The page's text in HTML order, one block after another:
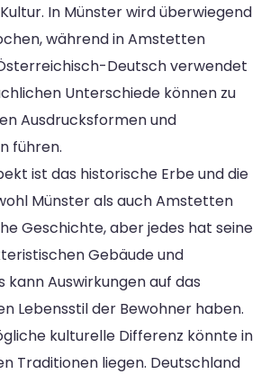
In Münster wird überwiegend
während in Amstetten
Deutsch verwendet
Unterschiede können zu
Ausdrucksformen und
führen.
ist das historische Erbe und die
Münster als auch Amstetten
Geschichte, aber jedes hat seine
Gebäude und
kann Auswirkungen auf das
Lebensstil der Bewohner haben.
kulturelle Differenz könnte in
Traditionen liegen. Deutschland